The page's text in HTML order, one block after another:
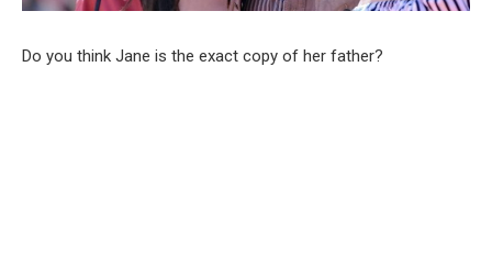
Do you think Jane is the exact copy of her father?